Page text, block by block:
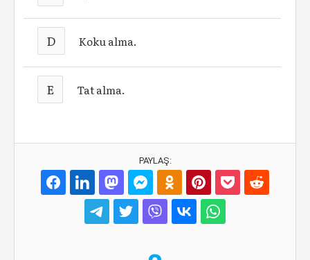
D Koku alma.
E Tat alma.
PAYLAŞ: